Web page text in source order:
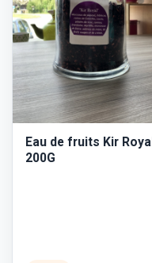
Eau de fruits Kir Royal
200G